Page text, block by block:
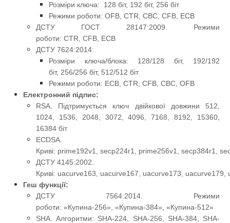
Розміри ключа: 128 біт, 192 біт, 256 біт
Режими роботи: OFB, CTR, CBC, CFB, ECB
ДСТУ ГОСТ 28147:2009. Режими
роботи: CTR, CFB, ECB
ДСТУ 7624:2014:
Розміри ключа/блока: 128/128 біт, 192/192
біт, 256/256 біт, 512/512 біт
Режими роботи: ECB, CTR, CFB, CBC, OFB
Електронний підпис:
RSA. Підтримується ключ двійкової довжини 512,
1024, 1536, 2048, 3072, 4096, 7168, 8192, 15360,
16384 біт
ECDSA.
Криві: prime192v1, secp224r1, prime256v1, secp384r1,
ДСТУ 4145:2002.
Криві: uacurve163, uacurve167, uacurve173,
Геш функції:
ДСТУ 7564:2014. Режими
роботи: «Купина-256», «Купина-384», «Купина-512»
SHA. Алгоритми: SHA-224, SHA-256, SHA-384, SHA-